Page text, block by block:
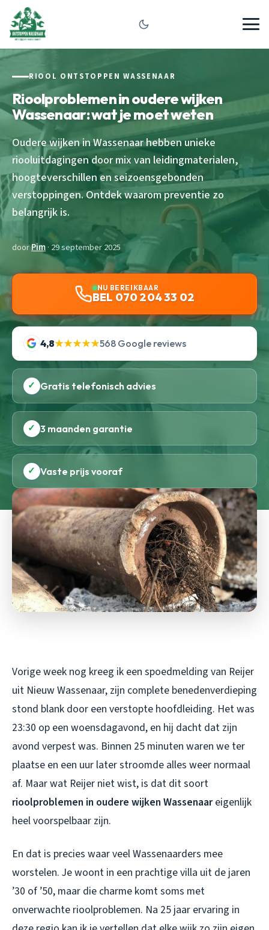
RIOOL ONTSTOPPEN WASSENAAR
Rioolproblemen in oudere wijken
Wassenaar: wat je moet weten
Oudere wijken in Wassenaar hebben unieke
riooluitdagingen door mix van leidingmaterialen,
hoogteverschillen en seizoensgebonden
verstoppingen. Ontdek waarom preventie zo
belangrijk is.
doorPim· 29 september 2025
NU BEREIKBAAR
BEL 070 204 33 02
4,8★★★★★568 Google reviews
✓ Gratis telefonisch advies
✓ 3 maanden garantie
✓ Vaste prijs vooraf
Vorige week nog kreeg ik een spoedmelding van Reijer
uit Nieuw Wassenaar, zijn complete benedenverdieping
stond blank door een verstopte hoofdleiding. Het was
23:30 op een woensdagavond, en hij dacht dat zijn
avond verpest was. Binnen 25 minuten waren we ter
plaatse en een uur later stroomde alles weer normaal
af. Maar wat Reijer niet wist, is dat dit soort
rioolproblemen in oudere wijken Wassenaareigenlijk
heel voorspelbaar zijn.
En dat is precies waar veel Wassenaarders mee
worstelen. Je woont in een prachtige villa uit de jaren
’30 of ’50, maar die charme komt soms met
onverwachte rioolproblemen. Na 25 jaar ervaring in